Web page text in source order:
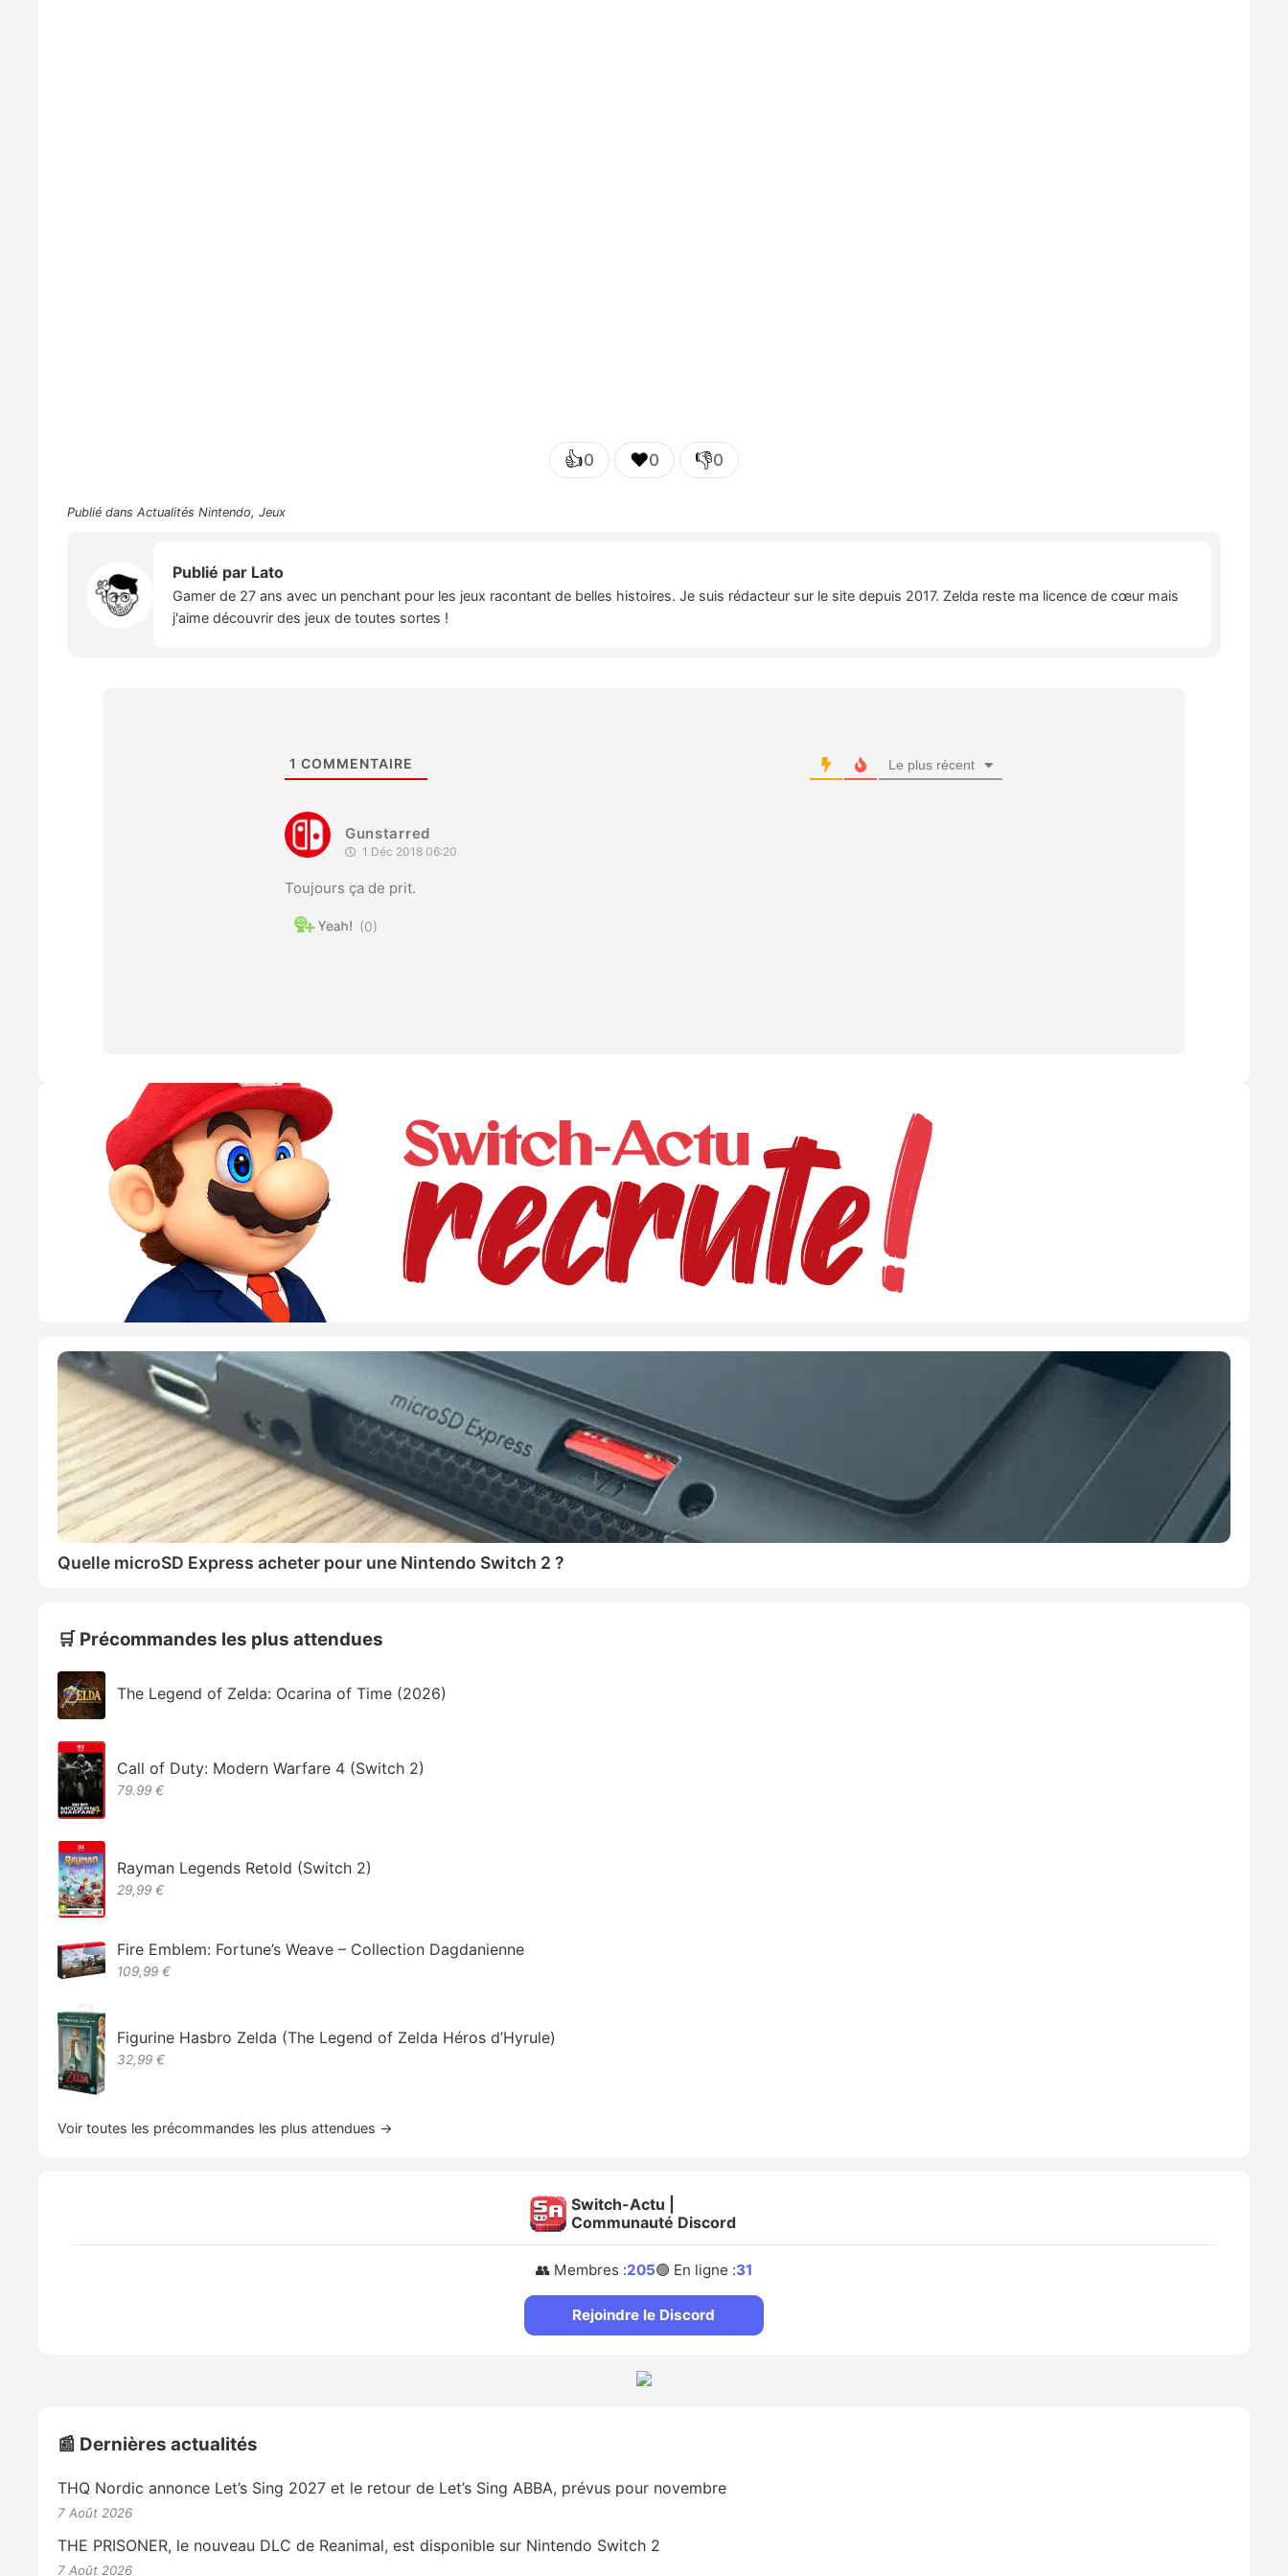
👍0 ❤️0 👎0
Publié dans Actualités Nintendo, Jeux
Publié par Lato
Gamer de 27 ans avec un penchant pour les jeux racontant de belles histoires. Je suis rédacteur sur le site depuis 2017. Zelda reste ma licence de cœur mais
j'aime découvrir des jeux de toutes sortes !
1 COMMENTAIRE Le plus récent
Gunstarred
1 Déc 2018 06:20
Toujours ça de prit.
0
Quelle microSD Express acheter pour une Nintendo Switch 2 ?
🛒 Précommandes les plus attendues
The Legend of Zelda: Ocarina of Time (2026)
Call of Duty: Modern Warfare 4 (Switch 2)
79.99 €
Rayman Legends Retold (Switch 2)
29,99 €
Fire Emblem: Fortune’s Weave – Collection Dagdanienne
109,99 €
Figurine Hasbro Zelda (The Legend of Zelda Héros d’Hyrule)
32,99 €
Voir toutes les précommandes les plus attendues →
Switch-Actu |
Communauté Discord
👥 Membres :205🟢 En ligne :31
Rejoindre le Discord
📰 Dernières actualités
THQ Nordic annonce Let’s Sing 2027 et le retour de Let’s Sing ABBA, prévus pour novembre
7 Août 2026
THE PRISONER, le nouveau DLC de Reanimal, est disponible sur Nintendo Switch 2
7 Août 2026